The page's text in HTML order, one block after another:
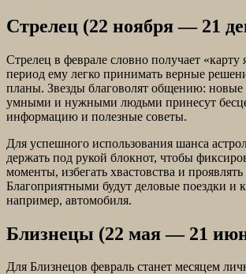
Стрелец (22 ноября — 21
Стрелец в феврале словно получает «карту
период ему легко принимать верные
планы. Звезды благоволят общению: новые
умными и нужными людьми принесут
информацию и полезные советы.
Для успешного использования шанса
держать под рукой блокнот, чтобы
моменты, избегать хвастовства и
Благоприятными будут деловые поездки и
например, автомобиля.
Близнецы (22 мая — 21
Для Близнецов февраль станет месяцем